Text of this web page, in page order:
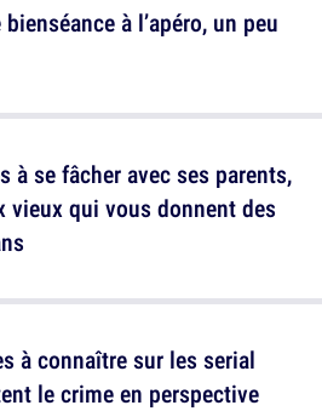
à l’apéro, un peu
à connaître sur les serial
le crime en perspective
à se fâcher avec ses parents,
vieux qui vous donnent des